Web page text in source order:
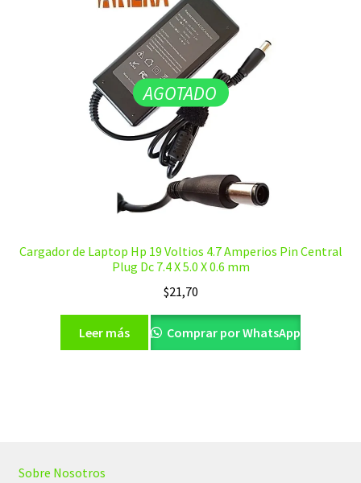
AGOTADO
Cargador de Laptop Hp 19 Voltios 4.7 Amperios Pin Central
Plug Dc 7.4 X 5.0 X 0.6 mm
$21,70
Leer más Comprar por WhatsApp
Sobre Nosotros